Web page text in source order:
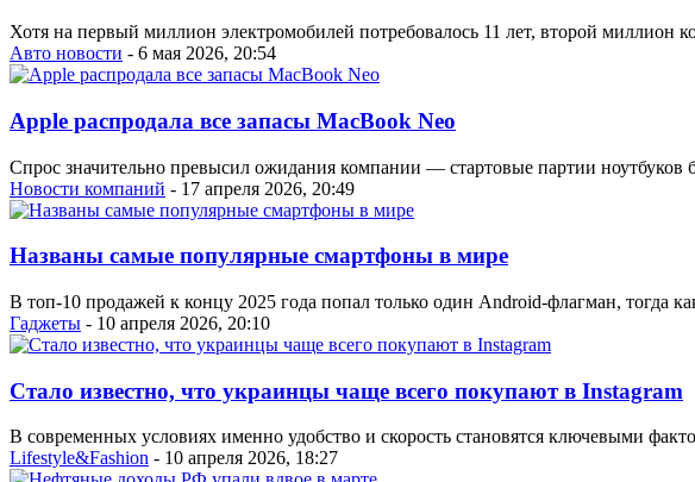
Хотя на первый миллион электромобилей потребовалось 11 лет, второй миллион
Авто новости - 6 мая 2026, 20:54
Apple распродала все запасы MacBook Neo
Спрос значительно превысил ожидания компании — стартовые партии ноутбуков
Новости компаний - 17 апреля 2026, 20:49
Названы самые популярные смартфоны в мире
В топ-10 продажей к концу 2025 года попал только один Android-флагман, тогда
Гаджеты - 10 апреля 2026, 20:10
Стало известно, что украинцы чаще всего покупают в Instagram
В современных условиях именно удобство и скорость становятся ключевыми
Lifestyle&Fashion - 10 апреля 2026, 18:27